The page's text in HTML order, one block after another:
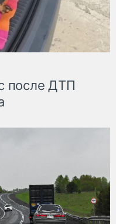
после ДТП